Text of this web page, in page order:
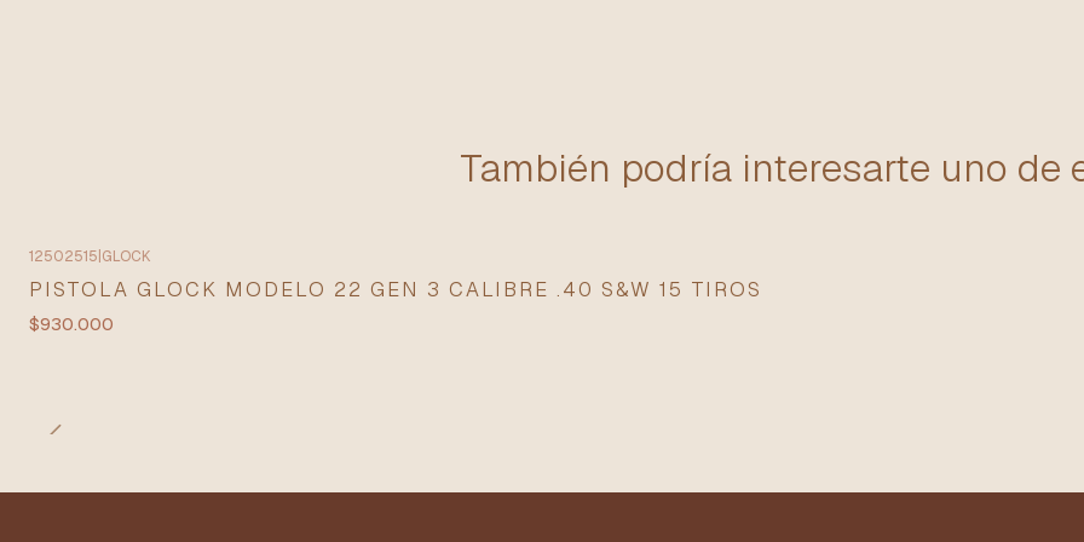
También podría interesarte uno de
12502515 GLOCK
PISTOLA GLOCK MODELO 22 GEN 3 CALIBRE .40 S&W 15 TIROS
$930.000